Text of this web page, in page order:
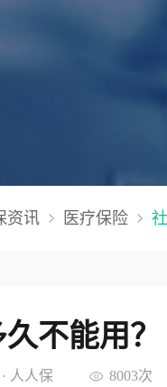
资讯 医疗保险
不能用？
人人保 8003次